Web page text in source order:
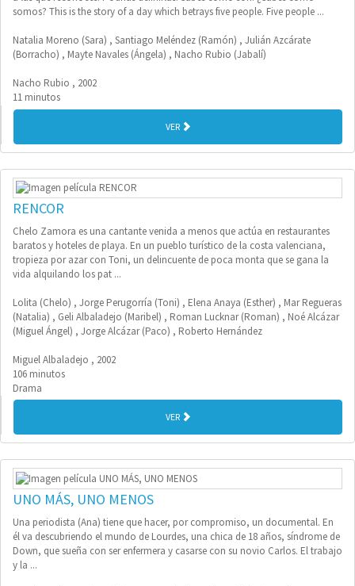
somos? This is the story of a day which betrays five people. Five people ...
Natalia Moreno (Sara) , Santiago Meléndez (Ramón) , Julián Azcárate
(Borracho) , Mayte Navales (Ángela) , Nacho Rubio (Jabalí)
Nacho Rubio , 2002
11 minutos
VER
RENCOR
Chelo Zamora es una cantante venida a menos que actúa en restaurantes
baratos y hoteles de playa. En un pueblo turístico de la costa valenciana,
tropieza por azar con Toni, un delincuente de poca monta que se gana la
vida alquilando los pat ...
Lolita (Chelo) , Jorge Perugorría (Toni) , Elena Anaya (Esther) , Mar Regueras
(Natalia) , Geli Albaladejo (Maribel) , Roman Lucknar (Roman) , Noé Alcázar
(Miguel Ángel) , Jorge Alcázar (Paco) , Roberto Hernández
Miguel Albaladejo , 2002
106 minutos
Drama
VER
UNO MÁS, UNO MENOS
Una periodista (Ana) tiene que hacer, por compromiso, un documental. En
él va descubriendo el mundo de Lourdes, una chica de 18 años, síndrome de
Down, que sueña con ser enfermera y casarse con su novio Carlos. El trabajo
y la ...